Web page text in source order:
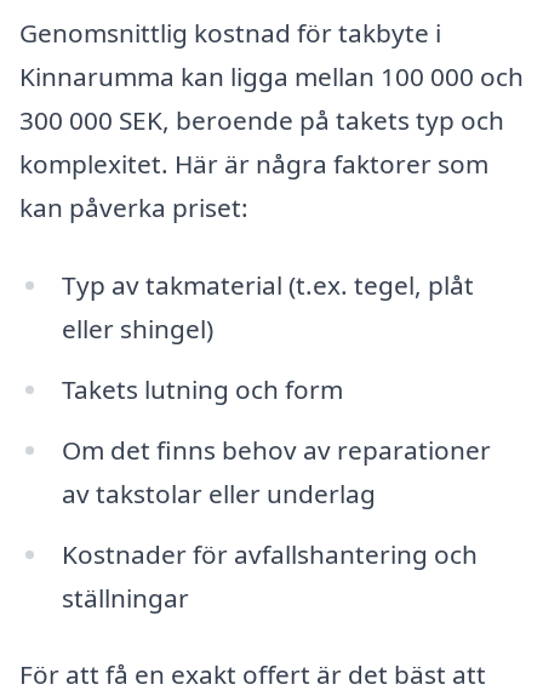
Genomsnittlig kostnad för takbyte i
Kinnarumma kan ligga mellan 100 000 och
300 000 SEK, beroende på takets typ och
komplexitet. Här är några faktorer som
kan påverka priset:
Typ av takmaterial (t.ex. tegel, plåt
eller shingel)
Takets lutning och form
Om det finns behov av reparationer
av takstolar eller underlag
Kostnader för avfallshantering och
ställningar
För att få en exakt offert är det bäst att